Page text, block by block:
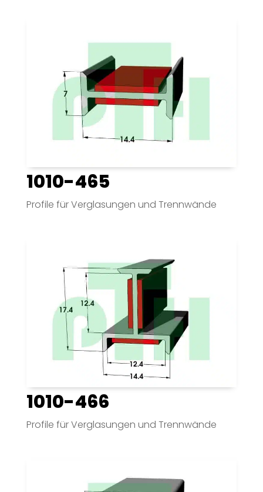
1010-465
Profile für Verglasungen und Trennwände
1010-466
Profile für Verglasungen und Trennwände